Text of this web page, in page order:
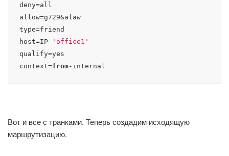
deny=all
allow=g729&alaw
type=friend
host=IP
'office1'
qualify=yes
context=from-internal
Вот и все с транками. Теперь создадим исходящую
маршрутизацию.